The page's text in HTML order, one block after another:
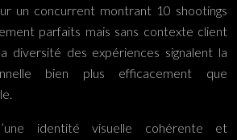
un concurrent montrant 10 shootings
parfaits mais sans contexte client
diversité des expériences signalent la
bien plus efficacement que
identité visuelle cohérente et